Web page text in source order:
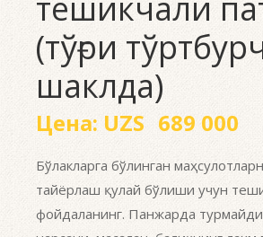
(тўғри
шаклда)
Цена: UZS 689 000
Бўлакларга бўлинган
тайёрлаш қулай бўлиши учун
фойдаланинг. Панжарда